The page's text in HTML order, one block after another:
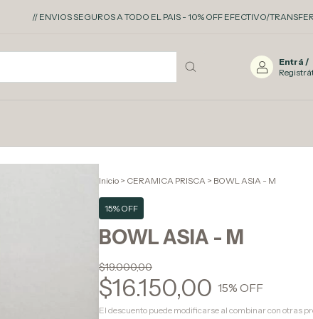
// ENVIOS SEGUROS A TODO EL PAIS - 10% OFF EFECTIVO/
Entrá /
Inicio > CERAMICA PRISCA > BOWL ASIA - M
15% OFF
BOWL ASIA - M
$19.000,00
$16.150,00 15% OFF
El descuento puede modificarse al combinar con otras